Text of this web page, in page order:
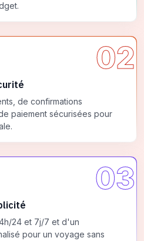
02
de confirmations
paiement sécurisées pour
03
24 et 7j/7 et d'un
pour un voyage sans